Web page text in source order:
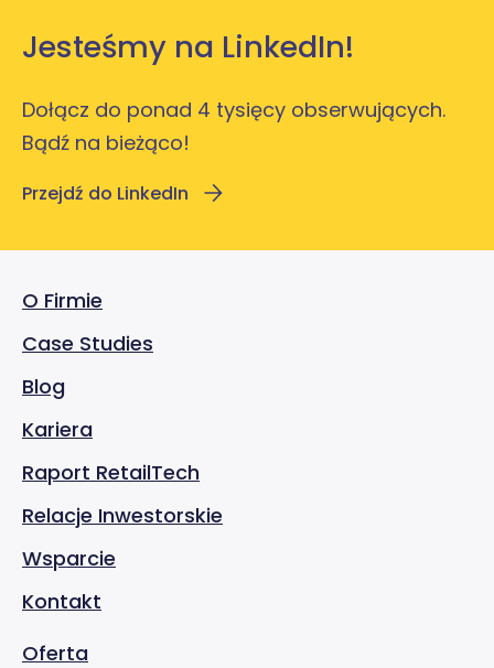
Jesteśmy na LinkedIn!
Dołącz do ponad 4 tysięcy obserwujących.
Bądź na bieżąco!
Przejdź do LinkedIn
O Firmie
Case Studies
Blog
Kariera
Raport RetailTech
Relacje Inwestorskie
Wsparcie
Kontakt
Oferta